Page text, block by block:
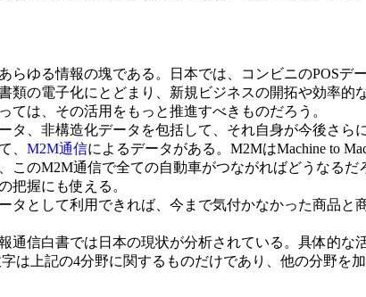
ゆる情報の塊である。日本では、コンビニのPOSデ
の電子化にとどまり、新規ビジネスの開拓や効率的
は、その活用をもっと推進すべきものだろう。
、非構造化データを包括して、それ自身が今後さら
、 M2M通信によるデータがある。M2MはMachine to
このM2M通信で全ての自動車がつながればどうなる
把握にも使える。
として利用できれば、今まで気付かなかった商品と
信白書では日本の現状が分析されている。具体的
は上記の4分野に関するものだけであり、他の分野